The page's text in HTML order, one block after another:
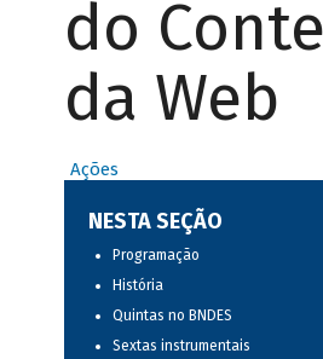
do
da Web
Ações
NESTA SEÇÃO
Programação
História
Quintas no BNDES
Sextas instrumentais